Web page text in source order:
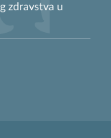
zdravstva u